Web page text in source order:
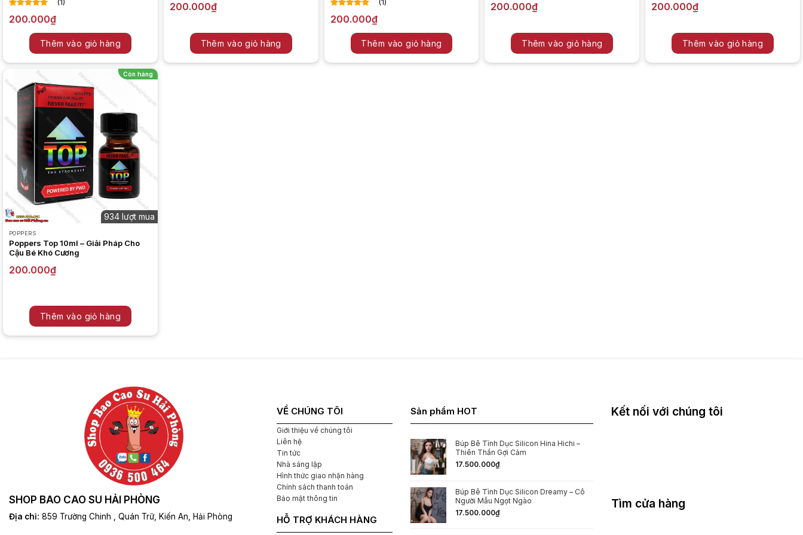
5.00trên 5
1
đánh giá
(1)
200.000₫
Thêm vào giỏ hàng
200.000₫
Thêm vào giỏ hàng
5.00trên 5
1
đánh giá
(1)
200.000₫
Thêm vào giỏ hàng
200.000₫
Thêm vào giỏ hàng
200.000₫
Thêm vào giỏ hàng
Còn hàng
934 lượt mua
POPPERS
Poppers Top 10ml – Giải Pháp Cho
Cậu Bé Khó Cương
200.000₫
Thêm vào giỏ hàng
SHOP BAO CAO SU HẢI PHÒNG
Địa chỉ: 859 Trường Chinh , Quán Trữ, Kiến An, Hải Phòng
VỀ CHÚNG TÔI
Giới thiệu về chúng tôi
Liên hệ
Tin tức
Nhà sáng lập
Hình thức giao nhận hàng
Chính sách thanh toán
Bảo mật thông tin
HỖ TRỢ KHÁCH HÀNG
Sản phẩm HOT
Búp Bê Tình Dục Silicon Hina Hichi –
Thiên Thần Gợi Cảm
17.500.000₫
Búp Bê Tình Dục Silicon Dreamy – Cô
Người Mẫu Ngọt Ngào
17.500.000₫
Kết nối với chúng tôi
Tìm cửa hàng